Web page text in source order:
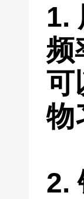
1.
频
可
物
2.